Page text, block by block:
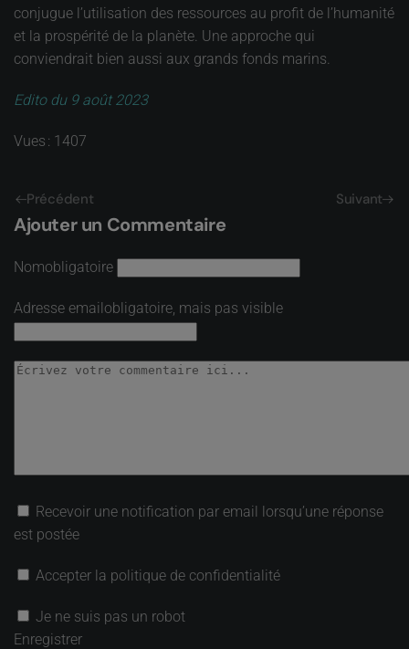
conjugue l’utilisation des ressources au profit de l’humanité
et la prospérité de la planète. Une approche qui
conviendrait bien aussi aux grands fonds marins.
Edito du 9 août 2023
Vues : 1407
Précédent Suivant
Ajouter un Commentaire
Nomobligatoire
Adresse emailobligatoire, mais pas visible
Recevoir une notification par email lorsqu’une réponse
est postée
Accepter la politique de confidentialité
Je ne suis pas un robot
Enregistrer